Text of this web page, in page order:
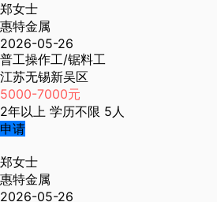
郑女士
惠特金属
2026-05-26
普工操作工/锯料工
江苏无锡新吴区
5000-7000元
2年以上 学历不限 5人
申请
郑女士
惠特金属
2026-05-26